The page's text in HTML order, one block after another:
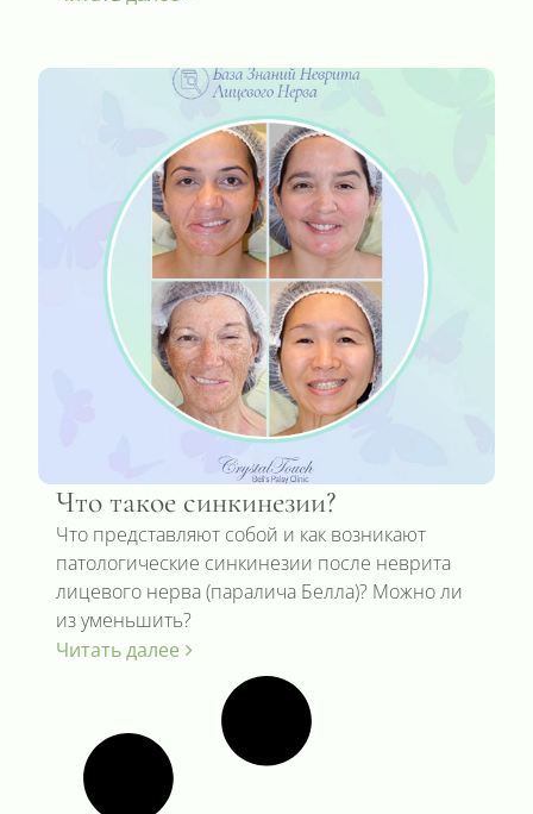
Что такое синкинезии?
Что представляют собой и как возникают
патологические синкинезии после неврита
лицевого нерва (паралича Белла)? Можно ли
из уменьшить?
Читать далее